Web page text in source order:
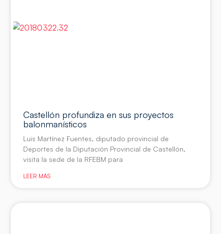
Castellón profundiza en sus proyectos
balonmanísticos
Luis Martínez Fuentes, diputado provincial de
Deportes de la Diputación Provincial de Castellón,
visita la sede de la RFEBM para
LEER MÁS